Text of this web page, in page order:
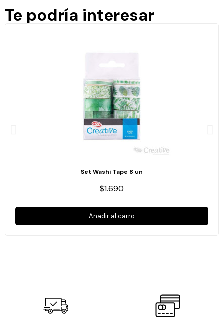
Te podría interesar
Set Washi Tape 8 un
$1.690
Añadir al carro